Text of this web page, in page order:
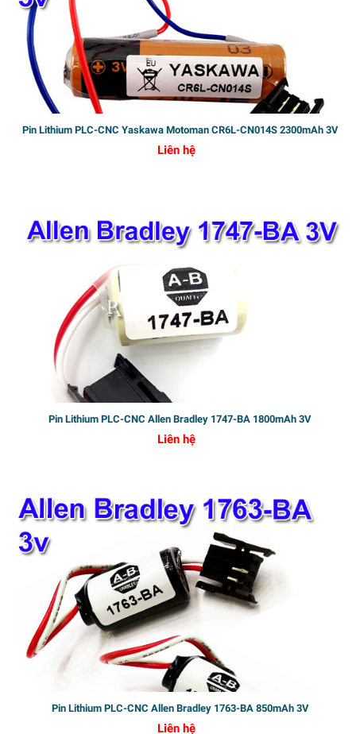
Pin Lithium PLC-CNC Yaskawa Motoman CR6L-CN014S 2300mAh 3V
Liên hệ
Pin Lithium PLC-CNC Allen Bradley 1747-BA 1800mAh 3V
Liên hệ
Pin Lithium PLC-CNC Allen Bradley 1763-BA 850mAh 3V
Liên hệ
Fine Fragrance Mist.